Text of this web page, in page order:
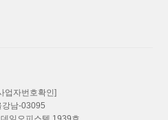
업자번호확인]
강남-03095